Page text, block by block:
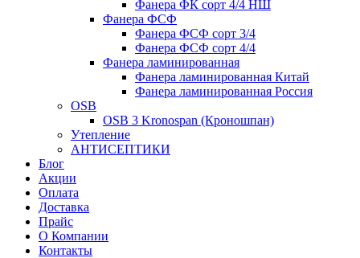
Фанера ФК сорт 4/4 НШ
Фанера ФСФ
Фанера ФСФ сорт 3/4
Фанера ФСФ сорт 4/4
Фанера ламинированная
Фанера ламинированная Китай
Фанера ламинированная Россия
OSB
OSB 3 Kronospan (Кроношпан)
Утепление
АНТИСЕПТИКИ
Блог
Акции
Оплата
Доставка
Прайс
О Компании
Контакты